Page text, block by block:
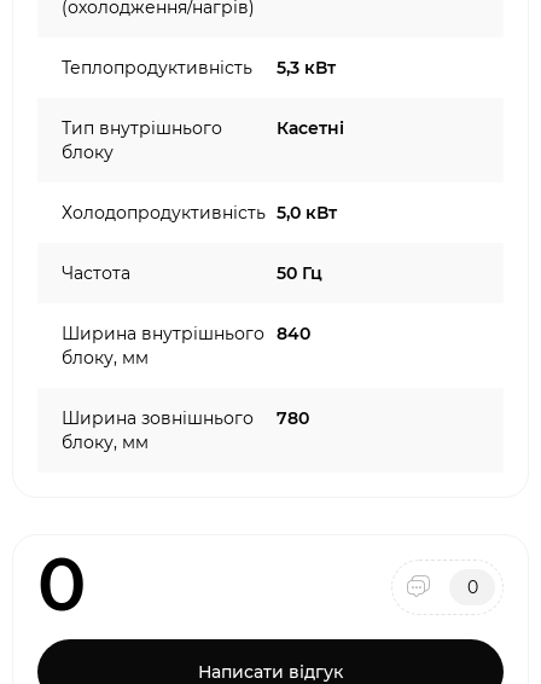
(охолодження/нагрів)
Теплопродуктивність 5,3 кВт
Тип внутрішнього
блоку
Касетні
Холодопродуктивність 5,0 кВт
Частота 50 Гц
Ширина внутрішнього
блоку, мм
840
Ширина зовнішнього
блоку, мм
780
0 0
Написати відгук